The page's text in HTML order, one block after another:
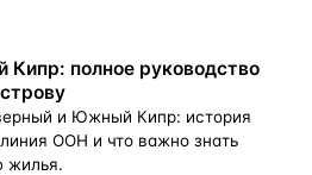
полное руководство
и Южный Кипр: история
ООН и что важно знать
жилья.